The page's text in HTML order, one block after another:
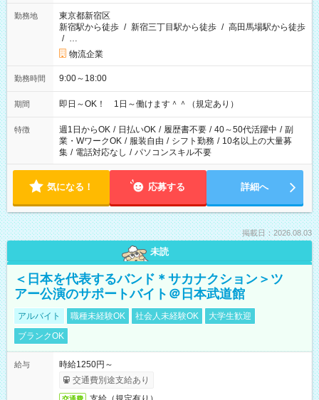
勤務地
東京都新宿区
新宿駅から徒歩 / 新宿三丁目駅から徒歩 / 高田馬場駅から徒歩
/ …
物流企業
勤務時間 9:00～18:00
期間 即日～OK！ 1日～働けます＾＾（規定あり）
特徴 週1日からOK / 日払いOK / 履歴書不要 / 40～50代活躍中 / 副
業・WワークOK / 服装自由 / シフト勤務 / 10名以上の大量募
集 / 電話対応なし / パソコンスキル不要
気になる！ 応募する 詳細へ
掲載日：2026.08.03
未読
＜日本を代表するバンド＊サカナクション＞ツ
アー公演のサポートバイト＠日本武道館
アルバイト 職種未経験OK 社会人未経験OK
大学生歓迎
ブランクOK
給与
時給1250円～
交通費別途支給あり